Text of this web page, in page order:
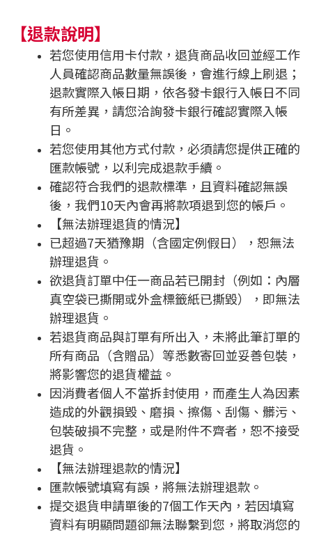
【退款說明】
若您使用信用卡付款，退貨商品收回並經工作
人員確認商品數量無誤後，會進行線上刷退；
退款實際入帳日期，依各發卡銀行入帳日不同
有所差異，請您洽詢發卡銀行確認實際入帳
日。
若您使用其他方式付款，必須請您提供正確的
匯款帳號，以利完成退款手續。
確認符合我們的退款標準，且資料確認無誤
後，我們10天內會再將款項退到您的帳戶。
【無法辦理退貨的情況】
已超過7天猶豫期（含國定例假日），恕無法
辦理退貨。
欲退貨訂單中任一商品若已開封（例如：內層
真空袋已撕開或外盒標籤紙已撕毀），即無法
辦理退貨。
若退貨商品與訂單有所出入，未將此筆訂單的
所有商品（含贈品）等悉數寄回並妥善包裝，
將影響您的退貨權益。
因消費者個人不當拆封使用，而產生人為因素
造成的外觀損毀、磨損、擦傷、刮傷、髒污、
包裝破損不完整，或是附件不齊者，恕不接受
退貨。
【無法辦理退款的情況】
匯款帳號填寫有誤，將無法辦理退款。
提交退貨申請單後的7個工作天內，若因填寫
資料有明顯問題卻無法聯繫到您，將取消您的